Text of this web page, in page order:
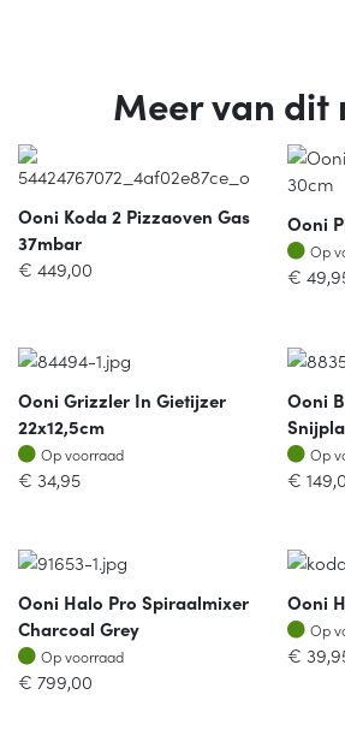
Meer van dit
Ooni Koda 2 Pizzaoven Gas
37mbar
€ 449,00
Ooni
Op
Op
€
Ooni Grizzler In Gietijzer
22x12,5cm
Op voorraad
Op voorraad
€ 34,95
Ooni
Op
Op
€
Ooni Halo Pro Spiraalmixer
Charcoal Grey
Op voorraad
Op voorraad
€ 799,00
Ooni
Op
Op
€